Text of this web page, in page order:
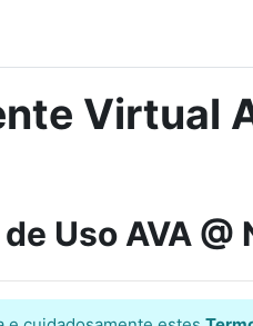
Virtual
Uso AVA @